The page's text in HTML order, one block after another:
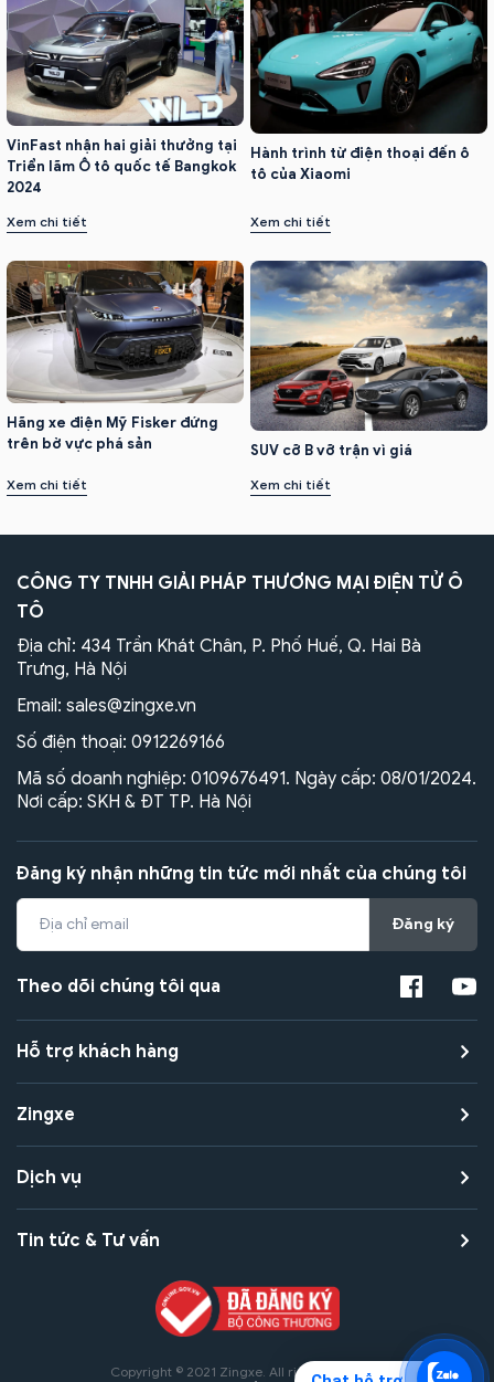
VinFast nhận hai giải thưởng tại
Triển lãm Ô tô quốc tế Bangkok
2024
Xem chi tiết
Hành trình từ điện thoại đến ô
tô của Xiaomi
Xem chi tiết
Hãng xe điện Mỹ Fisker đứng
trên bờ vực phá sản
Xem chi tiết
SUV cỡ B vỡ trận vì giá
Xem chi tiết
CÔNG TY TNHH GIẢI PHÁP THƯƠNG MẠI ĐIỆN TỬ Ô
TÔ
Địa chỉ: 434 Trần Khát Chân, P. Phố Huế, Q. Hai Bà
Trưng, Hà Nội
Email: sales@zingxe.vn
Số điện thoại: 0912269166
Mã số doanh nghiệp: 0109676491. Ngày cấp: 08/01/2024.
Nơi cấp: SKH & ĐT TP. Hà Nội
Đăng ký nhận những tin tức mới nhất của chúng tôi
Đăng ký
Theo dõi chúng tôi qua
Hỗ trợ khách hàng
Zingxe
Dịch vụ
Tin tức & Tư vấn
Copyright © 2021 Zingxe. All rights reserved